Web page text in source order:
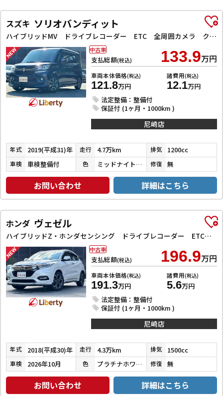
スズキ ソリオバンディット
ハイブリッドMV ドライブレコーダー ETC 全周囲カメラ クリアランスソナー オートクルーズコントロール レーンアシスト 衝突被害軽減システム 両側スライド・片側電動 LEDヘッドランプ スマートキー
支払総額(税込) 133.9万円
車両本体価格(税込)
121.8万円
諸費用(税込)
12.1万円
法定整備：整備付
保証付 (1ヶ月・1000km )
中古車
尼崎店
年式 2019(平成31)年 走行 4.7万km 排気 1200cc
車検 車検整備付 色 ミッドナイトバイオレットメタリック 修復 無
お問い合わせ 詳細はこちら
ホンダ ヴェゼル
ハイブリッドZ・ホンダセンシング ドライブレコーダー ETC バックカメラ オートクルーズコントロール レーンアシスト 衝突被害軽減システム ナビ TV オートライト LEDヘッドランプ アルミホイール スマートキー 電動格納ミラー
支払総額(税込) 196.9万円
車両本体価格(税込)
191.3万円
諸費用(税込)
5.6万円
法定整備：整備付
保証付 (1ヶ月・1000km )
中古車
尼崎店
年式 2018(平成30)年 走行 4.3万km 排気 1500cc
車検 2026年10月 色 プラチナホワイトパール 修復 無
お問い合わせ 詳細はこちら